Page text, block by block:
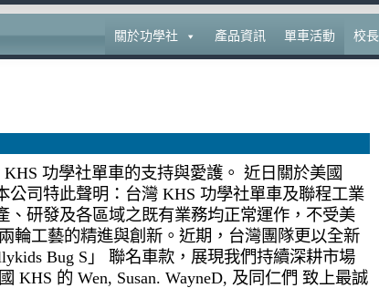
關於功學社 產品資訊 單車活動 校
功學社單車的支持與愛護。 近日關於美國
公司特此聲明：台灣 KHS 功學社單車及聯程工業
、研發及各區域之既有業務均正常運作，不受美
輪工藝的精進與創新。近期，台灣團隊更以全新
Bug S」 聯名車款，展現我們持續深耕市場
KHS 的 Wen, Susan. WayneD, 及同仁們 致上最誠